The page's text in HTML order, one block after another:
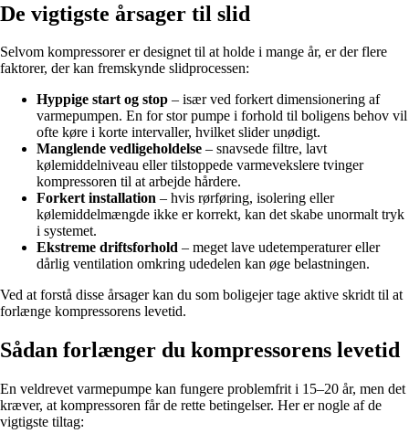
De vigtigste årsager til slid
Selvom kompressorer er designet til at holde i mange år, er der flere
faktorer, der kan fremskynde slidprocessen:
Hyppige start og stop – især ved forkert dimensionering af
varmepumpen. En for stor pumpe i forhold til boligens behov vil
ofte køre i korte intervaller, hvilket slider unødigt.
Manglende vedligeholdelse – snavsede filtre, lavt
kølemiddelniveau eller tilstoppede varmevekslere tvinger
kompressoren til at arbejde hårdere.
Forkert installation – hvis rørføring, isolering eller
kølemiddelmængde ikke er korrekt, kan det skabe unormalt tryk
i systemet.
Ekstreme driftsforhold – meget lave udetemperaturer eller
dårlig ventilation omkring udedelen kan øge belastningen.
Ved at forstå disse årsager kan du som boligejer tage aktive skridt til at
forlænge kompressorens levetid.
Sådan forlænger du kompressorens levetid
En veldrevet varmepumpe kan fungere problemfrit i 15–20 år, men det
kræver, at kompressoren får de rette betingelser. Her er nogle af de
vigtigste tiltag: